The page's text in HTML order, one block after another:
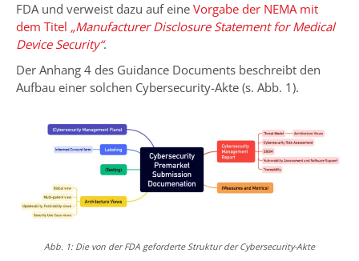
FDA und verweist dazu auf eine Vorgabe der NEMA mit
dem Titel „Manufacturer Disclosure Statement for Medical
Device Security“.
Der Anhang 4 des Guidance Documents beschreibt den
Aufbau einer solchen Cybersecurity-Akte (s. Abb. 1).
Abb. 1: Die von der FDA geforderte Struktur der Cybersecurity-Akte